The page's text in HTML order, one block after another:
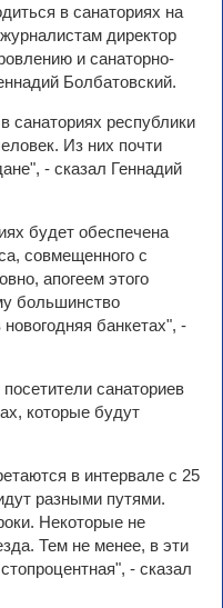
в санаториях на
директор
и санаторно-
Болбатовский.
санаториях республики
Из них почти
- сказал Геннадий
будет обеспечена
совмещенного с
апогеем этого
большинство
банкетах", -
санаториев
которые будут
в интервале с 25
разными путями.
Некоторые не
Тем не менее, в эти
- сказал